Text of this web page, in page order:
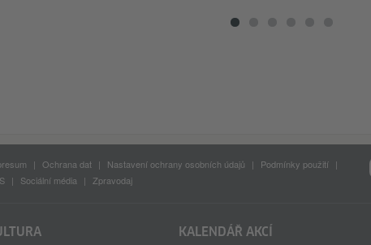
Ochrana dat Nastavení ochrany osobních údajů
Podmínky použití
Sociální média Zpravodaj
KALENDÁŘ AKCÍ